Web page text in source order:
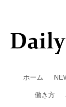
ホーム
働き方